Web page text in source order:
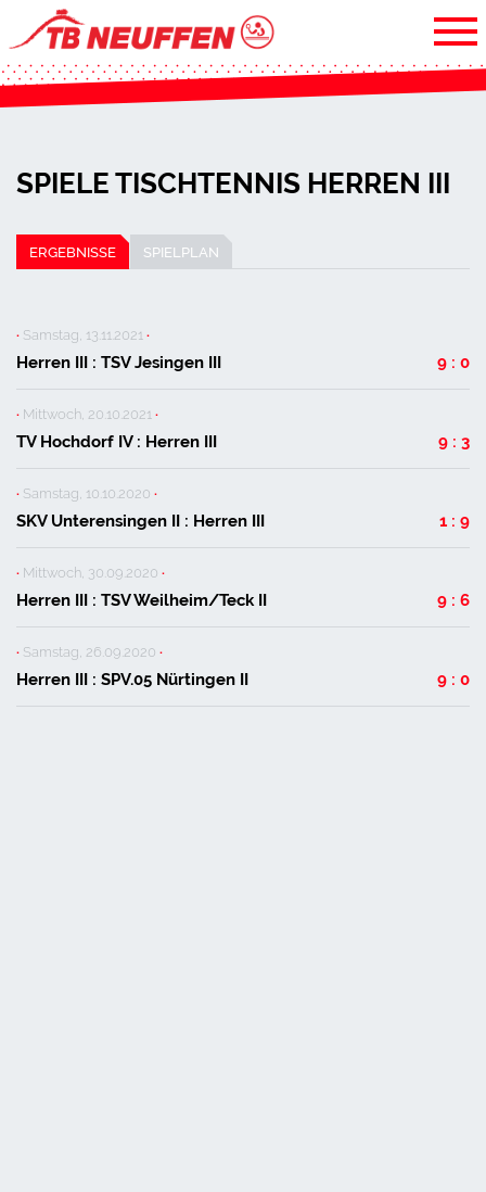
SPIELE TISCHTENNIS HERREN III
ERGEBNISSE SPIELPLAN
· Samstag, 13.11.2021 ·
9 : 0
Herren III : TSV Jesingen III
· Mittwoch, 20.10.2021 ·
9 : 3
TV Hochdorf IV : Herren III
· Samstag, 10.10.2020 ·
1 : 9
SKV Unterensingen II : Herren III
· Mittwoch, 30.09.2020 ·
9 : 6
Herren III : TSV Weilheim/Teck II
· Samstag, 26.09.2020 ·
9 : 0
Herren III : SPV.05 Nürtingen II